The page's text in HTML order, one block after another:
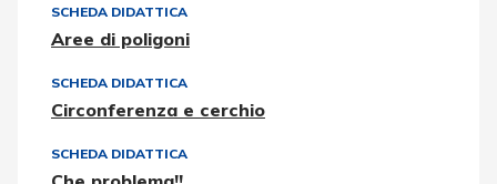
SCHEDA DIDATTICA
Aree di poligoni
SCHEDA DIDATTICA
Circonferenza e cerchio
SCHEDA DIDATTICA